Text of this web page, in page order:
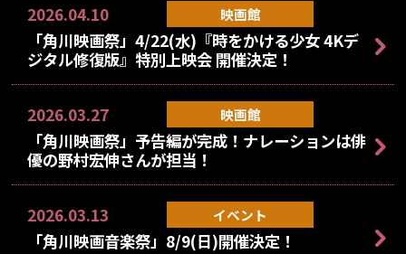
2026.04.10 映画館
「角川映画祭」4/22(水)『時をかける少女 4Kデ
ジタル修復版』特別上映会 開催決定！
2026.03.27 映画館
「角川映画祭」予告編が完成！ナレーションは俳
優の野村宏伸さんが担当！
2026.03.13 イベント
「角川映画音楽祭」8/9(日)開催決定！